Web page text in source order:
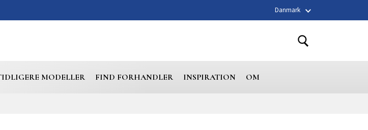
Danmark
MODELLER FIND FORHANDLER INSPIRATION OM